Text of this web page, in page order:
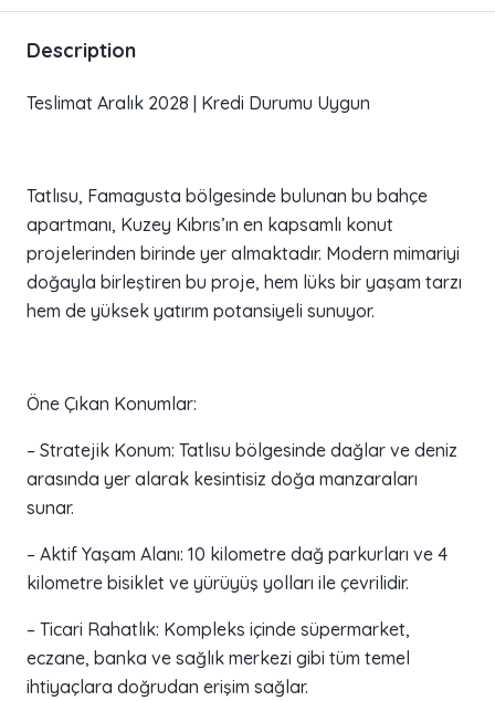
Description
Teslimat Aralık 2028 | Kredi Durumu Uygun
Tatlısu, Famagusta bölgesinde bulunan bu bahçe
apartmanı, Kuzey Kıbrıs’ın en kapsamlı konut
projelerinden birinde yer almaktadır. Modern mimariyi
doğayla birleştiren bu proje, hem lüks bir yaşam tarzı
hem de yüksek yatırım potansiyeli sunuyor.
Öne Çıkan Konumlar:
– Stratejik Konum: Tatlısu bölgesinde dağlar ve deniz
arasında yer alarak kesintisiz doğa manzaraları
sunar.
– Aktif Yaşam Alanı: 10 kilometre dağ parkurları ve 4
kilometre bisiklet ve yürüyüş yolları ile çevrilidir.
– Ticari Rahatlık: Kompleks içinde süpermarket,
eczane, banka ve sağlık merkezi gibi tüm temel
ihtiyaçlara doğrudan erişim sağlar.